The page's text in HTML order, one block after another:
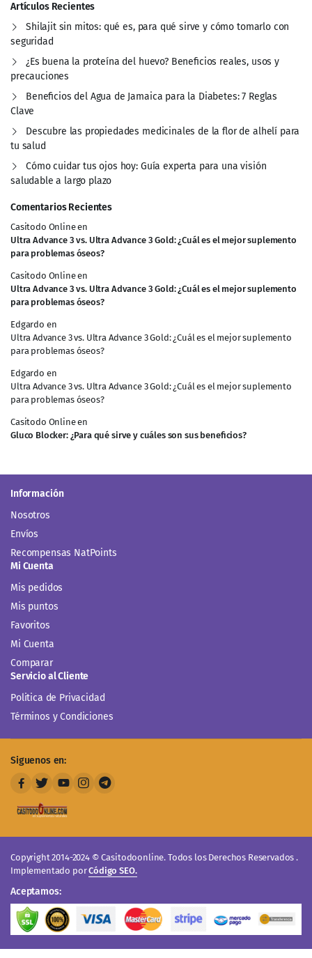
Artículos Recientes
Shilajit sin mitos: qué es, para qué sirve y cómo tomarlo con
seguridad
¿Es buena la proteína del huevo? Beneficios reales, usos y
precauciones
Beneficios del Agua de Jamaica para la Diabetes: 7 Reglas
Clave
Descubre las propiedades medicinales de la flor de alhelí para
tu salud
Cómo cuidar tus ojos hoy: Guía experta para una visión
saludable a largo plazo
Comentarios Recientes
Casitodo Onlineen
Ultra Advance 3 vs. Ultra Advance 3 Gold: ¿Cuál es el mejor suplemento
para problemas óseos?
Casitodo Onlineen
Ultra Advance 3 vs. Ultra Advance 3 Gold: ¿Cuál es el mejor suplemento
para problemas óseos?
Edgardo en
Ultra Advance 3 vs. Ultra Advance 3 Gold: ¿Cuál es el mejor suplemento
para problemas óseos?
Edgardo en
Ultra Advance 3 vs. Ultra Advance 3 Gold: ¿Cuál es el mejor suplemento
para problemas óseos?
Casitodo Onlineen
Gluco Blocker: ¿Para qué sirve y cuáles son sus beneficios?
Información
Nosotros
Envíos
Recompensas NatPoints
Mi Cuenta
Mis pedidos
Mis puntos
Favoritos
Mi Cuenta
Comparar
Servicio al Cliente
Politica de Privacidad
Términos y Condiciones
Siguenos en:
Copyright 2014-2024 © Casitodoonline. Todos los Derechos Reservados .
Implementado porCódigo SEO.
Aceptamos: